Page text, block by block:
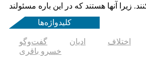
کلیدواژه‌ها
اختلاف ادیان
گفت‌و‌گو
خسرو باقری